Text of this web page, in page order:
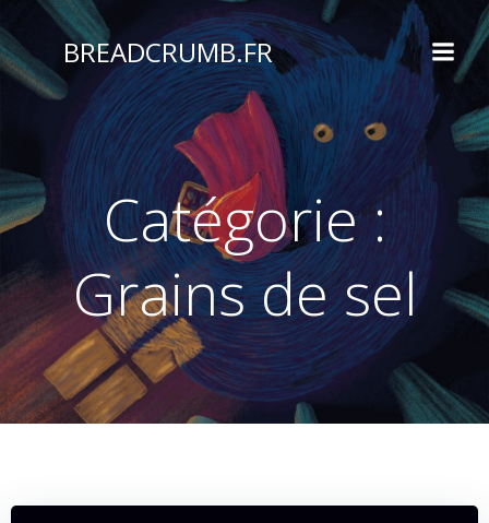
Aller
au
contenu
BREADCRUMB.FR
Catégorie :
Grains de sel